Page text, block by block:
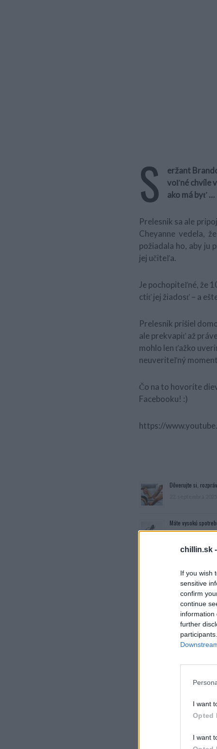
chillin.sk -
If you wish
sensitive
confirm
continue
information
further
I want
Opted
I want
S
eržant
voľné chvíle
ako má byť …
Prelesnik sa ale
Cheyanne vedela,
požiadala ho, aby ju
jej učiteľa.
Je pochopiteľné, že
ctiť jej žiadosť – a
Prelesnik prišiel
ale prekvapiť až
mohlo len ťažko
neuveriteľný
Čo na to hovoríte
Facebooku! :)
https://
Dôverujte si,
Máte vysokú